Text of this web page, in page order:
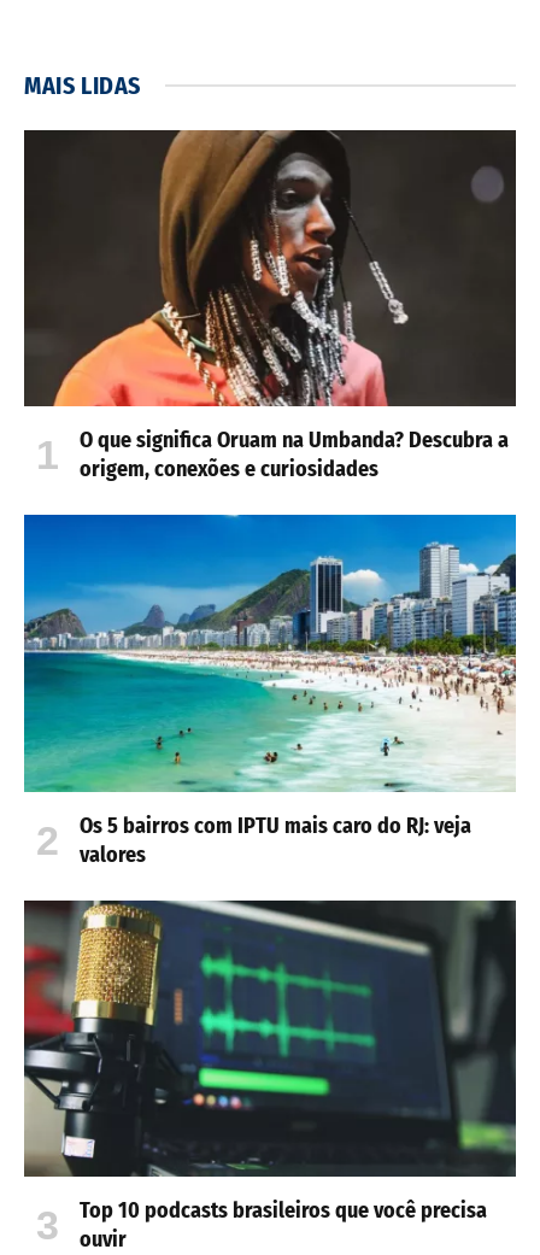
MAIS LIDAS
O que significa Oruam na Umbanda? Descubra a
origem, conexões e curiosidades
Os 5 bairros com IPTU mais caro do RJ: veja
valores
Top 10 podcasts brasileiros que você precisa
ouvir